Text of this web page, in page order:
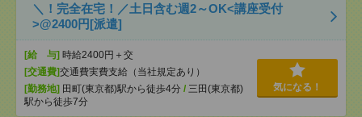
＼！完全在宅！／土日含む週2～OK<講座受付
>@2400円[派遣]
[給 与] 時給2400円＋交
[交通費]交通費実費支給（当社規定あり）
[勤務地] 田町(東京都)駅から徒歩4分 / 三田(東京都)
駅から徒歩7分
気になる！